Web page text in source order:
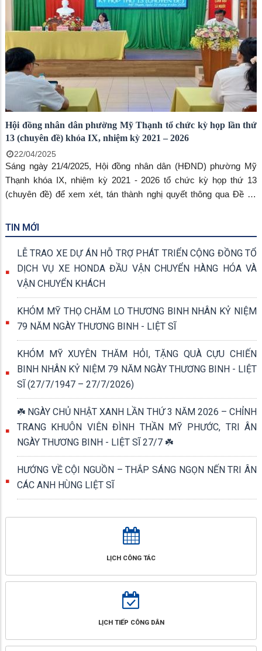
Chủ tịch UBND thành phố Long Xuyên.
Hội đồng nhân dân phường Mỹ Thạnh tổ chức kỳ họp lần thứ
13 (chuyên đề) khóa IX, nhiệm kỳ 2021 – 2026
22/04/2025
Sáng ngày 21/4/2025, Hội đồng nhân dân (HĐND) phường Mỹ
Thạnh khóa IX, nhiệm kỳ 2021 - 2026 tổ chức kỳ họp thứ 13
(chuyên đề) để xem xét, tán thành nghị quyết thông qua Đề án
Thành ủy viên, Bí thư Đảng ủy phường; ông Lê Tấn Hiền – Phó Bí
thư Thường trực Đảng ủy, Chủ tịch HĐND phường; ông Nguyễn
Văn Đẹp – Phó Bí thư Đảng ủy, Chủ tịch UBND phường, cùng
22/24 vị đại biểu HĐND cùng phường tham dự.
TIN MỚI
LỄ TRAO XE DỰ ÁN HỖ TRỢ PHÁT TRIỂN CỘNG ĐỒNG TỔ
DỊCH VỤ XE HONDA ĐẦU VẬN CHUYỂN HÀNG HÓA VÀ
VẬN CHUYỂN KHÁCH
KHÓM MỸ THỌ CHĂM LO THƯƠNG BINH NHÂN KỶ NIỆM
79 NĂM NGÀY THƯƠNG BINH - LIỆT SĨ
KHÓM MỸ XUYÊN THĂM HỎI, TẶNG QUÀ CỰU CHIẾN
BINH NHÂN KỶ NIỆM 79 NĂM NGÀY THƯƠNG BINH - LIỆT
SĨ (27/7/1947 – 27/7/2026)
☘️ NGÀY CHỦ NHẬT XANH LẦN THỨ 3 NĂM 2026 – CHỈNH
TRANG KHUÔN VIÊN ĐÌNH THẦN MỸ PHƯỚC, TRI ÂN
NGÀY THƯƠNG BINH - LIỆT SĨ 27/7 ☘️
HƯỚNG VỀ CỘI NGUỒN – THẮP SÁNG NGỌN NẾN TRI ÂN
CÁC ANH HÙNG LIỆT SĨ
LỊCH CÔNG TÁC
LỊCH TIẾP CÔNG DÂN